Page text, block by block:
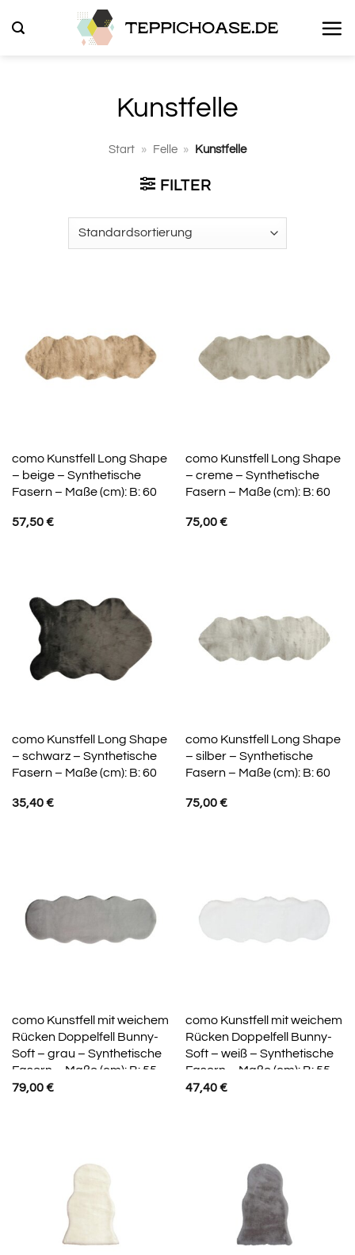
Inhalt
Kunstfelle
Start » Felle » Kunstfelle
FILTER
como Kunstfell Long Shape
– beige – Synthetische
Fasern – Maße (cm): B: 60
57,50€
como Kunstfell Long Shape
– creme – Synthetische
Fasern – Maße (cm): B: 60
75,00€
como Kunstfell Long Shape
– schwarz – Synthetische
Fasern – Maße (cm): B: 60
35,40€
como Kunstfell Long Shape
– silber – Synthetische
Fasern – Maße (cm): B: 60
75,00€
como Kunstfell mit weichem
Rücken Doppelfell Bunny-
Soft – grau – Synthetische
Fasern – Maße (cm): B: 55
79,00€
como Kunstfell mit weichem
Rücken Doppelfell Bunny-
Soft – weiß – Synthetische
Fasern – Maße (cm): B: 55
47,40€